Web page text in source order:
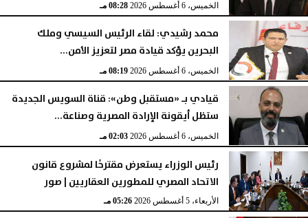
الخميس، 6 أغسطس 2026 08:28 مـ
محمد رشيدي: لقاء الرئيس السيسي وملك
البحرين يؤكد قيادة مصر لتعزيز الأمن...
الخميس، 6 أغسطس 2026 08:19 مـ
قيادي بـ «مستقبل وطن»: قناة السويس الجديدة
ستظل أيقونة الإرادة المصرية وصناعة...
الخميس، 6 أغسطس 2026 02:03 مـ
رئيس الوزراء يستعرض مقترحًا لمشروع قانون
الاتحاد المصري للمطورين العقاريين | صور
الأربعاء، 5 أغسطس 2026 05:26 مـ